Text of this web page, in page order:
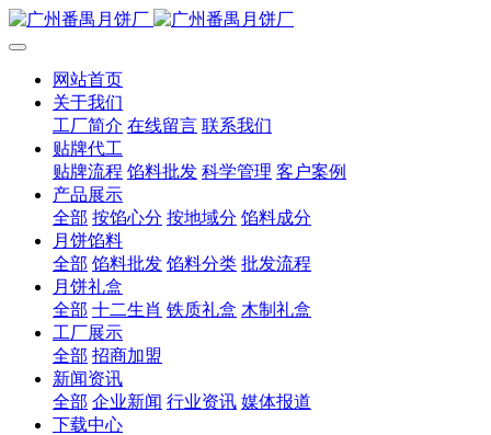
网站首页
关于我们
工厂简介 在线留言 联系我们
贴牌代工
贴牌流程 馅料批发 科学管理 客户案例
产品展示
全部 按馅心分 按地域分 馅料成分
月饼馅料
全部 馅料批发 馅料分类 批发流程
月饼礼盒
全部 十二生肖 铁质礼盒 木制礼盒
工厂展示
全部 招商加盟
新闻资讯
全部 企业新闻 行业资讯 媒体报道
下载中心